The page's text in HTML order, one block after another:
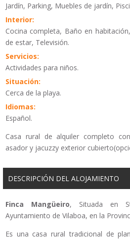
Jardín, Parking, Muebles de jardín,
Interior:
Cocina completa, Baño en
de estar, Televisión.
Servicios:
Actividades para niños.
Situación:
Cerca de la playa.
Idiomas:
Español.
Casa rural de alquiler completo
asador y jacuzzy exterior
DESCRIPCIÓN DEL ALOJAMIENTO
Finca Mangüeiro, Situada en
Ayuntamiento de Vilaboa, en la
Es una casa rural tradicional de